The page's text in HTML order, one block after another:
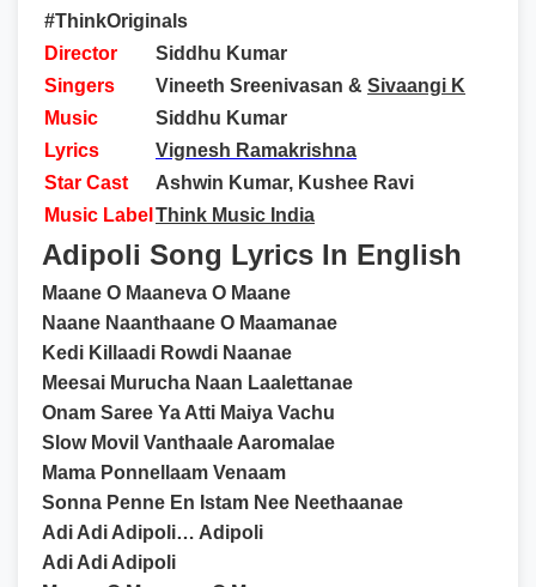
#ThinkOriginals
Director
Siddhu Kumar
Singers
Vineeth Sreenivasan & Sivaangi K
Music
Siddhu Kumar
Lyrics
Vignesh Ramakrishna
Star Cast
Ashwin Kumar, Kushee Ravi
Music Label Think Music India
Adipoli Song Lyrics In English
Maane O Maaneva O Maane
Naane Naanthaane O Maamanae
Kedi Killaadi Rowdi Naanae
Meesai Murucha Naan Laalettanae
Onam Saree Ya Atti Maiya Vachu
Slow Movil Vanthaale Aaromalae
Mama Ponnellaam Venaam
Sonna Penne En Istam Nee Neethaanae
Adi Adi Adipoli… Adipoli
Adi Adi Adipoli